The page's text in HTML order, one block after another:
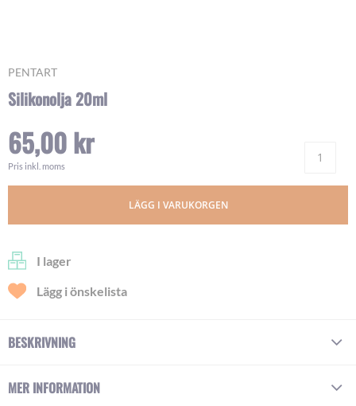
PENTART
Silikonolja 20ml
65,00 kr
Pris inkl. moms
LÄGG I VARUKORGEN
I lager
Lägg i önskelista
Skip
the
of
the
images
BESKRIVNING
MER INFORMATION